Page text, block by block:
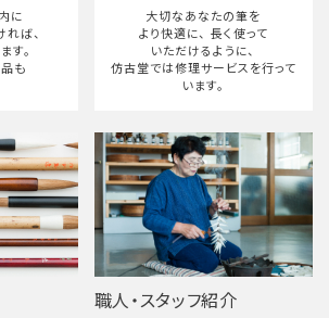
検索する
に
ば、
す。
も
大切なあなたの筆を
より快適に、 長く使って
いただけるように、
仿古堂では修理サービスを行って
います。
職人・スタッフ紹介